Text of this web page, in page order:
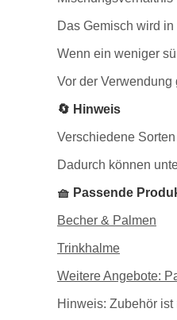
Das Gemisch wird
Wenn ein weniger
Vor der Verwendung
🔄 Hinweis
Verschiedene
Dadurch können
🧺 Passende
Becher & Palmen
Trinkhalme
Weitere Angebote:
Hinweis: Zubehör